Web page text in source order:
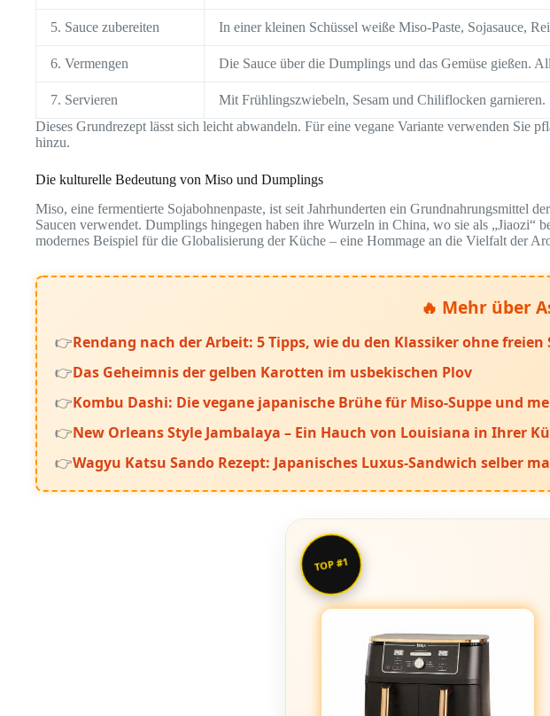
5. Sauce zubereiten In einer kleinen Schüssel weiße Miso-Paste, Sojasauce,
6. Vermengen Die Sauce über die Dumplings und das Gemüse gießen.
7. Servieren
Mit Frühlingszwiebeln, Sesam und Chiliflocken garnieren.
Dieses Grundrezept lässt sich leicht abwandeln. Für eine vegane Variante verwenden Sie
hinzu.
Die kulturelle Bedeutung von Miso und Dumplings
Miso, eine fermentierte Sojabohnenpaste, ist seit Jahrhunderten ein Grundnahrungsmittel
Saucen verwendet. Dumplings hingegen haben ihre Wurzeln in China, wo sie als
modernes Beispiel für die Globalisierung der Küche – eine Hommage an die Vielfalt der
🔥 Mehr über
Rendang nach der Arbeit: 5 Tipps, wie du den Klassiker ohne
Das Geheimnis der gelben Karotten im usbekischen Plov
Kombu Dashi: Die vegane japanische Brühe für Miso-Suppe und
New Orleans Style Jambalaya – Ein Hauch von Louisiana in Ihrer
Wagyu Katsu Sando Rezept: Japanisches Luxus-Sandwich selber
TOP #1